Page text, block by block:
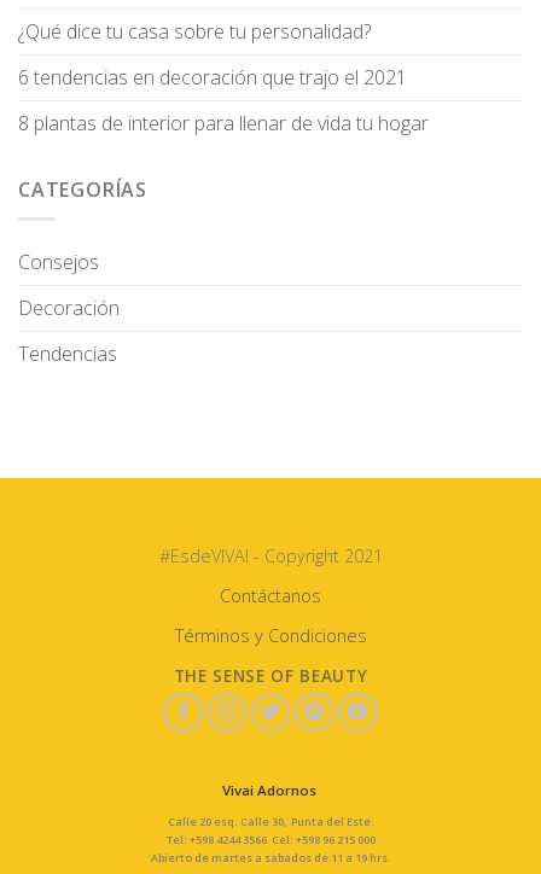
¿Qué dice tu casa sobre tu personalidad?
6 tendencias en decoración que trajo el 2021
8 plantas de interior para llenar de vida tu hogar
CATEGORÍAS
Consejos
Decoración
Tendencias
#EsdeVIVAI - Copyright 2021
Contáctanos
Términos y Condiciones
THE SENSE OF BEAUTY
Vivai Adornos
Calle 20 esq. Calle 30, Punta del Este.
Tel: +598 4244 3566 Cel: +598 96 215 000
Abierto de martes a sabados de 11 a 19 hrs.